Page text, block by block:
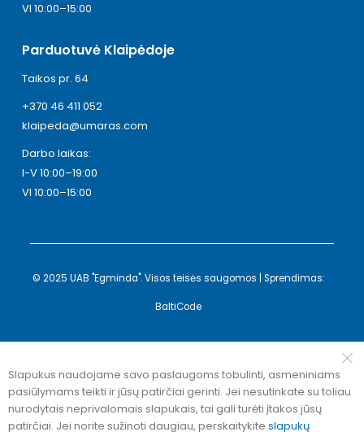
VI 10:00–15:00
Parduotuvė Klaipėdoje
Taikos pr. 64
+370 46 411 052
klaipeda@umaras.com
Darbo laikas:
I-V 10:00–19:00
VI 10:00–15:00
© 2025 UAB "Egminda". Visos teisės saugomos | Sprendimas:
BaltiCode
Slapukus naudojame savo paslaugoms tobulinti, asmeniniams
pasiūlymams teikti ir jūsų patirčiai gerinti. Jei nesutinkate su toliau
nurodytais neprivalomais slapukais, tai gali turėti įtakos jūsų
patirčiai. Jei norite sužinoti daugiau, perskaitykite slapukų